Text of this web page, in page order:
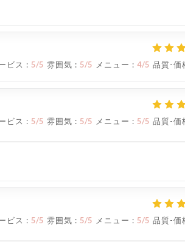
ビス : 5/5 雰囲気 : 5/5 メニュー : 4/5 品質-価
ビス : 5/5 雰囲気 : 5/5 メニュー : 5/5 品質-価
ビス : 5/5 雰囲気 : 5/5 メニュー : 5/5 品質-価